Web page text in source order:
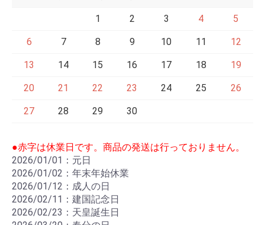
1 2 3 4 5
6 7 8 9 10 11 12
13 14 15 16 17 18 19
20 21 22 23 24 25 26
27 28 29 30
●赤字は休業日です。商品の発送は行っておりません。
2026/01/01：元日
2026/01/02：年末年始休業
2026/01/12：成人の日
2026/02/11：建国記念日
2026/02/23：天皇誕生日